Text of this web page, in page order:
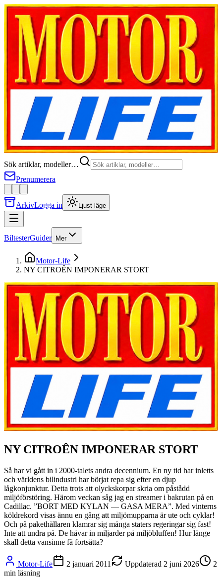
Sök artiklar, modeller…
Prenumerera
ArkivLogga in Ljust läge
BiltesterGuider Mer
Motor-Life
NY CITROÊN IMPONERAR STORT
NY CITROÊN IMPONERAR STORT
Så har vi gått in i 2000-talets andra decennium. En ny tid har inletts
och världens bilindustri har börjat repa sig efter en djup
lågkonjunktur. Detta trots att olyckskorpar skria om påstådd
miljöförstöring. Härom veckan såg jag en streamer i bakrutan på en
Cadillac. ”BORT MED KYLAN — GASA MERA”. Med vinterns
köldrekord visas ännu en gång att miljömupparna är ute och cyklar!
Och på pakethållaren klamrar sig många staters regeringar sig fast!
Inte att undra på. De håvar in miljarder på miljöbluffen! Hur länge
skall detta vansinne få fortsätta?
Motor-Life 2 januari 2011 Uppdaterad 2 juni 2026
2
min läsning